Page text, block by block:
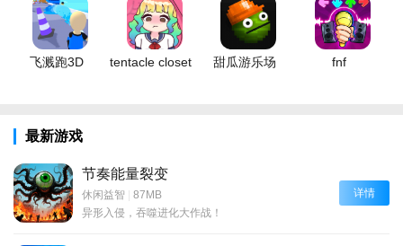
飞溅跑3D tentacle closet 甜瓜游乐场 fnf
最新游戏
节奏能量裂变
休闲益智 | 87MB
异形入侵，吞噬进化大作战！
详情